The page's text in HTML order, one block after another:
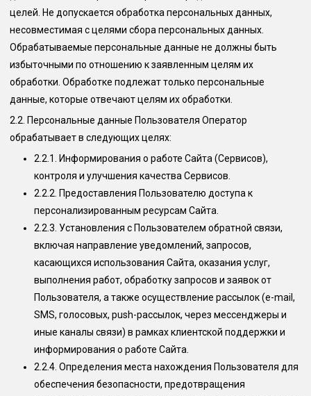
целей. Не допускается обработка персональных данных,
несовместимая с целями сбора персональных данных.
Обрабатываемые персональные данные не должны быть
избыточными по отношению к заявленным целям их
обработки. Обработке подлежат только персональные
данные, которые отвечают целям их обработки.
2.2. Персональные данные Пользователя Оператор
обрабатывает в следующих целях:
2.2.1.
Информирования о работе Сайта (Сервисов),
контроля и улучшения качества Сервисов.
2.2.2. Предоставления Пользователю доступа к
персонализированным ресурсам Сайта.
2.2.3. Установления с Пользователем обратной связи,
включая направление уведомлений, запросов,
касающихся использования Сайта, оказания услуг,
выполнения работ, обработку запросов и заявок от
Пользователя, а также осуществление рассылок (e-mail,
SMS, голосовых, push-рассылок, через мессенджеры и
иные каналы связи) в рамках клиентской поддержки и
информирования о работе Сайта.
2.2.4. Определения места нахождения Пользователя для
обеспечения безопасности, предотвращения